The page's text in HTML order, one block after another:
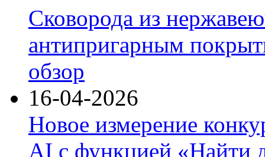
Сковорода из
антипригарным
обзор
16-04-2026
Новое измерение
AI с функцией «Найти